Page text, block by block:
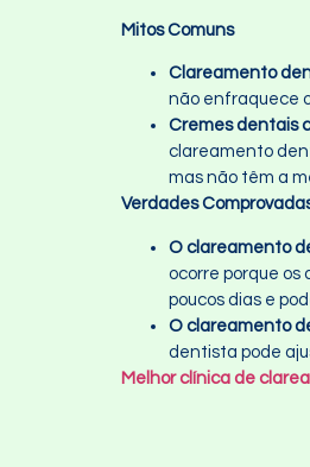
Mitos Comuns
Clareamento
não enfraquece
Cremes dentais
clareamento
mas não têm a
Verdades
O clareamento
ocorre porque
poucos dias e
O clareamento
dentista pode
Melhor clínica de